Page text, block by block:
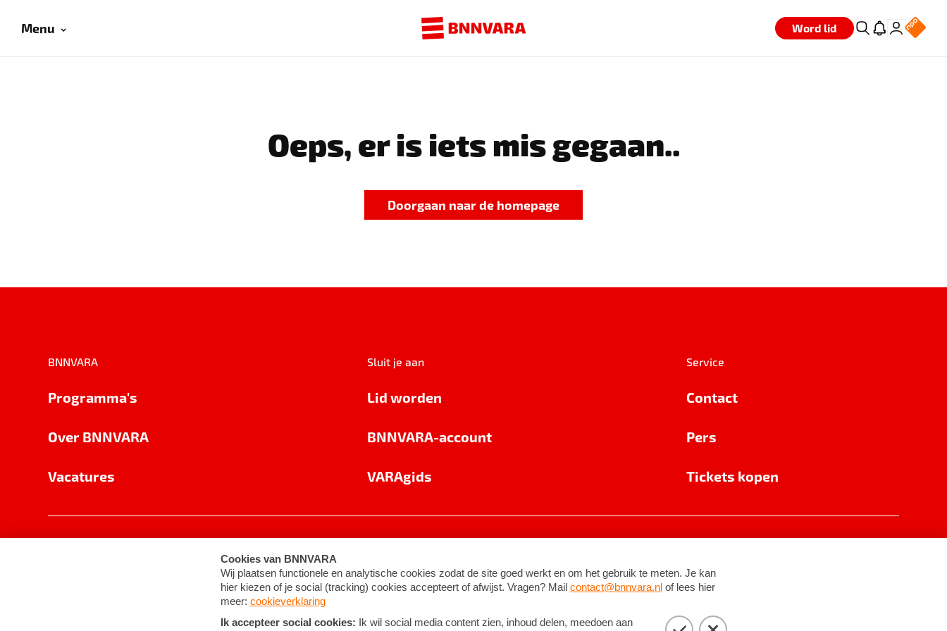
Menu Word lid
Oeps, er is iets mis gegaan..
Doorgaan naar de homepage
BNNVARA
Programma's
Over BNNVARA
Vacatures
Sluit je aan
Lid worden
BNNVARA-account
VARAgids
Service
Contact
Pers
Tickets kopen
Cookie-instellingen Algemene voorwaarden ©2026BNNVARA